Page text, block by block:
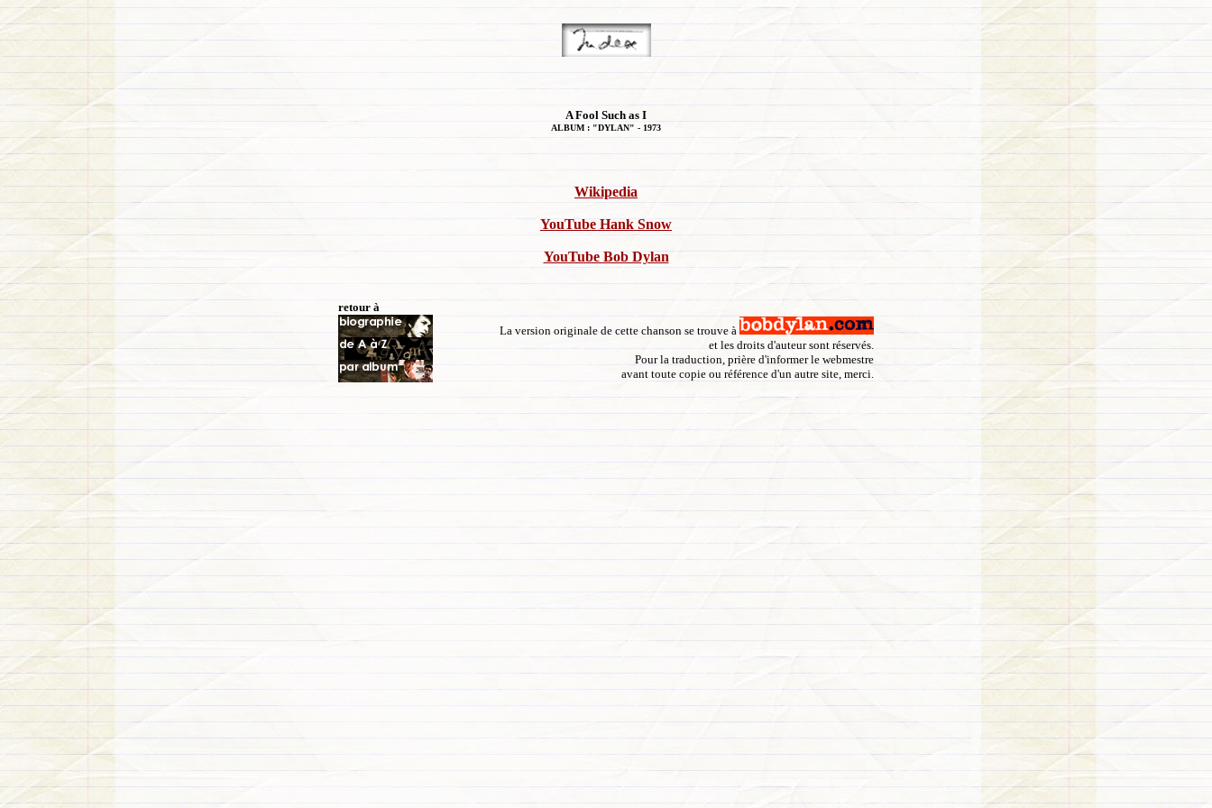
A Fool Such as I
ALBUM : "DYLAN" - 1973
Wikipedia
YouTube Hank Snow
YouTube Bob Dylan
retour à
La version originale de cette chanson se trouve à
et les droits d'auteur sont réservés.
Pour la traduction, prière d'informer le webmestre
avant toute copie ou référence d'un autre site, merci.